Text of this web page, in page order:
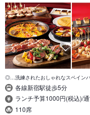
◎…洗練されたおしゃれなスペイ
各線新宿駅徒歩5分
ランチ予算1000円(税込)/
110席